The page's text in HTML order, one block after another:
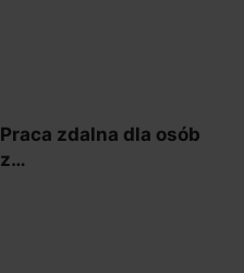
Praca zdalna dla osób
z